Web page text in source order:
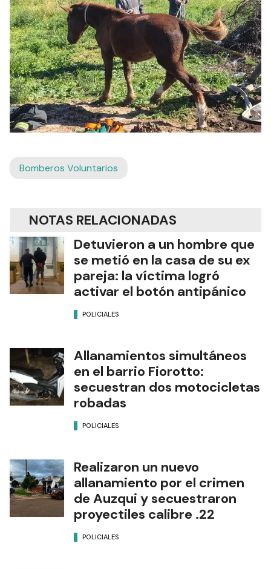
Bomberos Voluntarios
NOTAS RELACIONADAS
Detuvieron a un hombre que
se metió en la casa de su ex
pareja: la víctima logró
activar el botón antipánico
POLICIALES
Allanamientos simultáneos
en el barrio Fiorotto:
secuestran dos motocicletas
robadas
POLICIALES
Realizaron un nuevo
allanamiento por el crimen
de Auzqui y secuestraron
proyectiles calibre .22
POLICIALES